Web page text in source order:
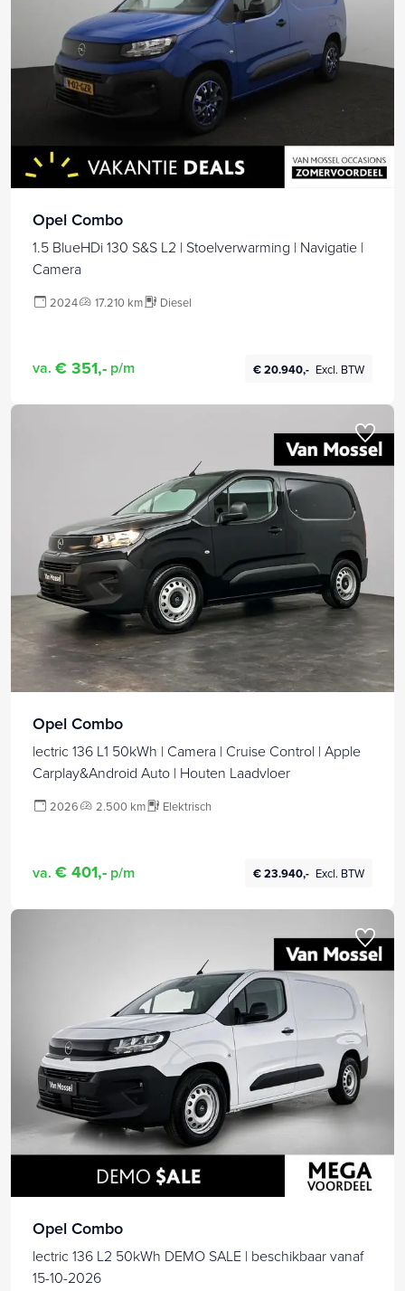
Opel Combo
1.5 BlueHDi 130 S&S L2 | Stoelverwarming | Navigatie |
Camera
2024 17.210 km Diesel
va. € 351,- p/m € 20.940,- Excl. BTW
Opel Combo
lectric 136 L1 50kWh | Camera | Cruise Control | Apple
Carplay&Android Auto | Houten Laadvloer
2026 2.500 km Elektrisch
va. € 401,- p/m € 23.940,- Excl. BTW
Opel Combo
lectric 136 L2 50kWh DEMO SALE | beschikbaar vanaf
15-10-2026